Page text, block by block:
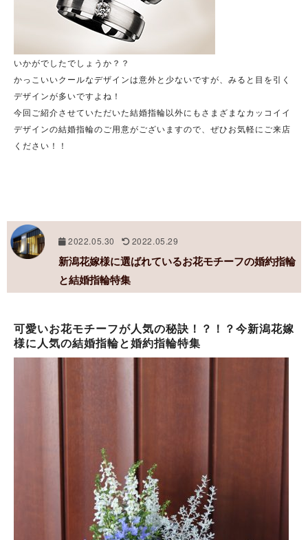
いかがでしたでしょうか？？
かっこいいクールなデザインは意外と少ないですが、みると目を引く
デザインが多いですよね！
今回ご紹介させていただいた結婚指輪以外にもさまざまなカッコイイ
デザインの結婚指輪のご用意がございますので、ぜひお気軽にご来店
ください！！
2022.05.30 2022.05.29
新潟花嫁様に選ばれているお花モチーフの婚約指輪
と結婚指輪特集
可愛いお花モチーフが人気の秘訣！？！？今新潟花嫁
様に人気の結婚指輪と婚約指輪特集